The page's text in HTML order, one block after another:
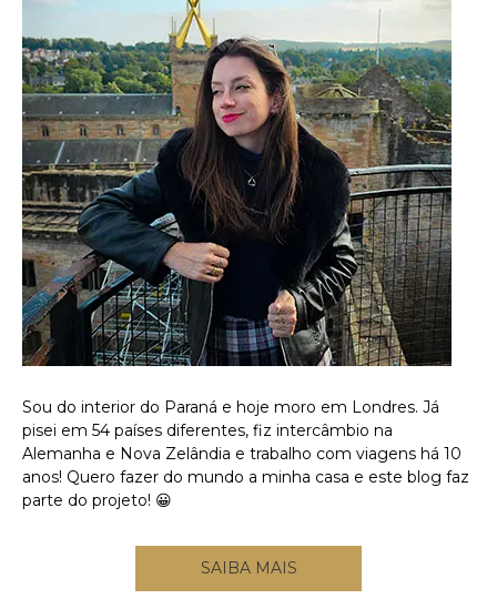
Sou do interior do Paraná e hoje moro em Londres. Já
pisei em 54 países diferentes, fiz intercâmbio na
Alemanha e Nova Zelândia e trabalho com viagens há 10
anos! Quero fazer do mundo a minha casa e este blog faz
parte do projeto! 😀
SAIBA MAIS